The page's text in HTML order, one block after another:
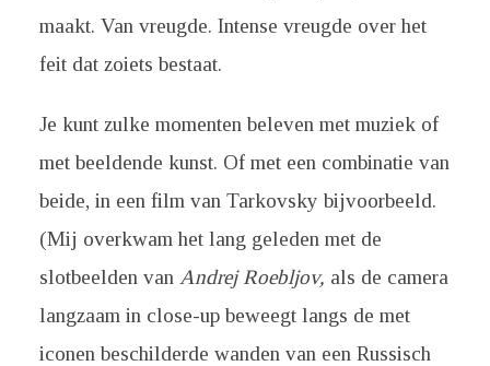
maakt. Van vreugde. Intense vreugde over het
feit dat zoiets bestaat.
Je kunt zulke momenten beleven met muziek of
met beeldende kunst. Of met een combinatie van
beide, in een film van Tarkovsky bijvoorbeeld.
(Mij overkwam het lang geleden met de
slotbeelden van Andrej Roebljov, als de camera
langzaam in close-up beweegt langs de met
iconen beschilderde wanden van een Russisch